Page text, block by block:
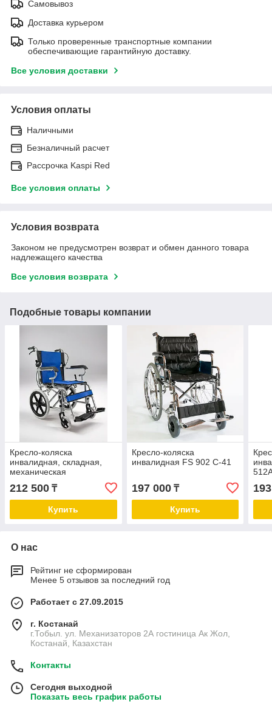
Самовывоз
Доставка курьером
Только проверенные транспортные компании
обеспечивающие гарантийную доставку.
Все условия доставки
Условия оплаты
Наличными
Безналичный расчет
Рассрочка Kaspi Red
Все условия оплаты
Условия возврата
Законом не предусмотрен возврат и обмен данного товара
надлежащего качества
Все условия возврата
Подобные товары компании
Кресло-коляска
инвалидная, складная,
механическая
212 500 ₸
Купить
Кресло-коляска
инвалидная FS 902 C-41
197 000₸
Купить
О нас
Рейтинг не сформирован
Менее 5 отзывов за последний год
Работает с 27.09.2015
г. Костанай
г.Тобыл. ул. Механизаторов 2А гостиница Ак Жол,
Костанай, Казахстан
Контакты
Сегодня выходной
Показать весь график работы